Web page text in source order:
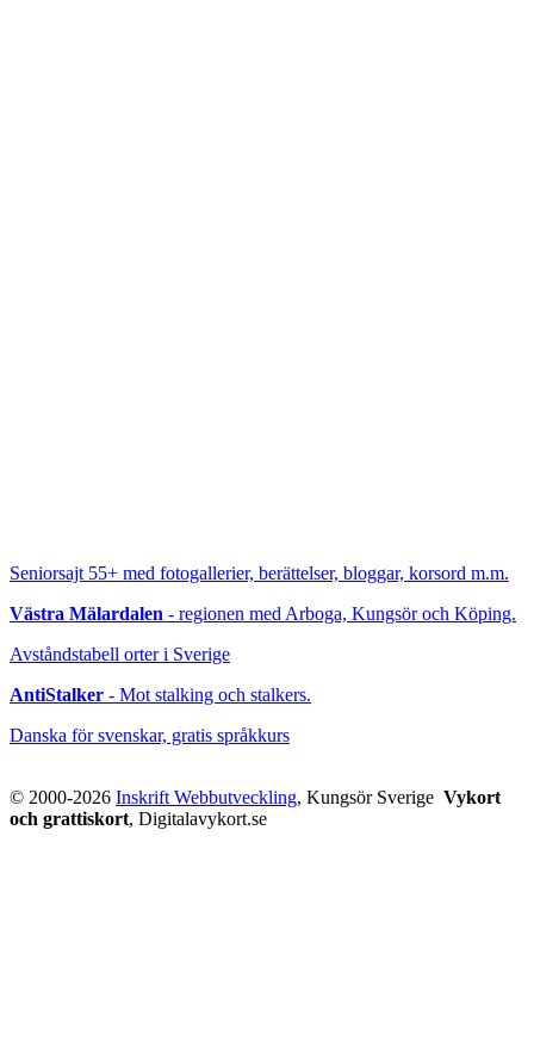
Seniorsajt 55+ med fotogallerier, berättelser, bloggar, korsord m.m.
Västra Mälardalen - regionen med Arboga, Kungsör och Köping.
Avståndstabell orter i Sverige
AntiStalker - Mot stalking och stalkers.
Danska för svenskar, gratis språkkurs
© 2000-2026 Inskrift Webbutveckling, Kungsör Sverige Vykort
och grattiskort, Digitalavykort.se